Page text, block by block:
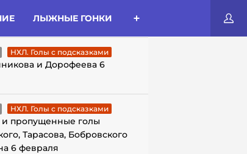
ЛЫЖНЫЕ ГОНКИ
ПОДСКАЗКАМИ
НХЛ. Голы с подсказками
и Дорофеева 6
НХЛ. Голы с подсказками
и пропущенные голы
Тарасова, Бобровского
6 февраля